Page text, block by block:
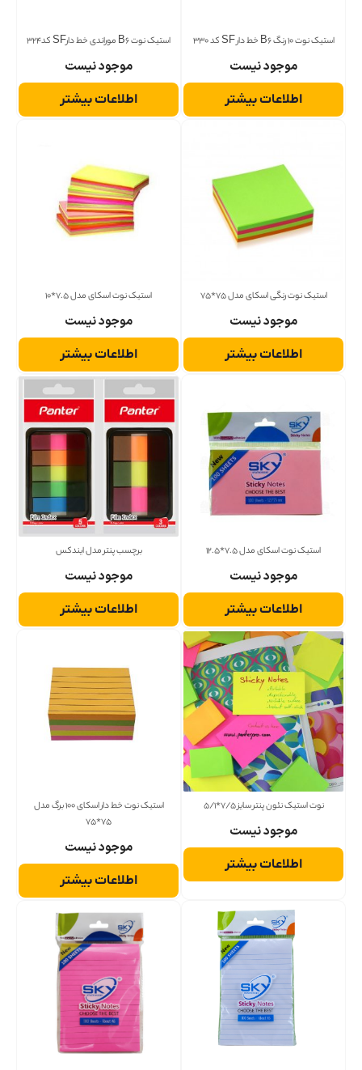
استیک نوت 10 رنگ B6 خط دار SF کد 330
موجود نیست
اطلاعات بیشتر
استیک نوت B6 موراندی خط دارSF کد324
موجود نیست
اطلاعات بیشتر
استیک نوت رنگی اسکای مدل 75*75
موجود نیست
اطلاعات بیشتر
استیک نوت اسکای مدل 7.5*10
موجود نیست
اطلاعات بیشتر
استیک نوت اسکای مدل 7.5*12.5
موجود نیست
اطلاعات بیشتر
برچسب پنتر مدل ایندکس
موجود نیست
اطلاعات بیشتر
نوت استیک نئون پنتر سایز 7/5*5/1
موجود نیست
اطلاعات بیشتر
استیک نوت خط دار اسکای 100 برگ مدل
موجود نیست
اطلاعات بیشتر